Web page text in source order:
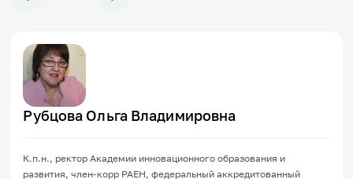
Рубцова Ольга Владимировна
К.п.н., ректор Академии инновационного образования и
развития, член-корр РАЕН, федеральный аккредитованный